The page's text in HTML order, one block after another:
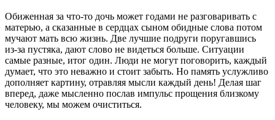
Обиженная за что-то дочь может годами не разговаривать с
матерью, а сказанные в сердцах сыном обидные слова потом
мучают мать всю жизнь. Две лучшие подруги поругавшись
из-за пустяка, дают слово не видеться больше. Ситуации
самые разные, итог один. Люди не могут поговорить, каждый
думает, что это неважно и стоит забыть. Но память услужливо
дополняет картину, отравляя мысли каждый день! Делая шаг
вперед, даже мысленно послав импульс прощения близкому
человеку, мы можем очиститься.